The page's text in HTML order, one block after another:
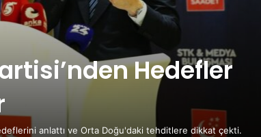
Hedefler
anlattı ve Orta Doğu'daki tehditlere dikkat çekti.